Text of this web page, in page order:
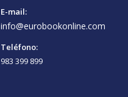
E-mail:
info@eurobookonline.com
Teléfono:
983 399 899